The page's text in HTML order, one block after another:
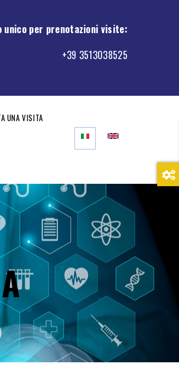
unico per prenotazioni visite:
+39 3513038525
UNA VISITA